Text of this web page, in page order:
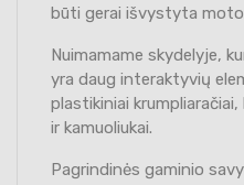
būti gerai išvystyta
Nuimamame skydelyje,
yra daug interaktyvių
plastikiniai
ir kamuoliukai.
Pagrindinės gaminio